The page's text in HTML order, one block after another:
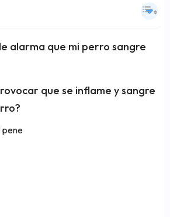
alarma que mi perro sangre
que se inflame y sangre
pene